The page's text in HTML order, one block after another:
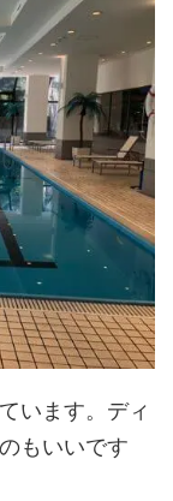
います。ディ
もいいです